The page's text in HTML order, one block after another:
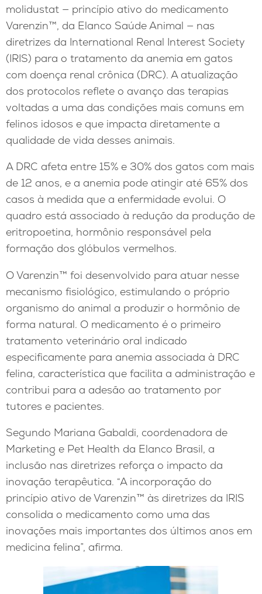
molidustat — princípio ativo do medicamento
Varenzin™, da Elanco Saúde Animal — nas
diretrizes da International Renal Interest Society
(IRIS) para o tratamento da anemia em gatos
com doença renal crônica (DRC). A atualização
dos protocolos reflete o avanço das terapias
voltadas a uma das condições mais comuns em
felinos idosos e que impacta diretamente a
qualidade de vida desses animais.
A DRC afeta entre 15% e 30% dos gatos com mais
de 12 anos, e a anemia pode atingir até 65% dos
casos à medida que a enfermidade evolui. O
quadro está associado à redução da produção de
eritropoetina, hormônio responsável pela
formação dos glóbulos vermelhos.
O Varenzin™ foi desenvolvido para atuar nesse
mecanismo fisiológico, estimulando o próprio
organismo do animal a produzir o hormônio de
forma natural. O medicamento é o primeiro
tratamento veterinário oral indicado
especificamente para anemia associada à DRC
felina, característica que facilita a administração e
contribui para a adesão ao tratamento por
tutores e pacientes.
Segundo Mariana Gabaldi, coordenadora de
Marketing e Pet Health da Elanco Brasil, a
inclusão nas diretrizes reforça o impacto da
inovação terapêutica. “A incorporação do
princípio ativo de Varenzin™ às diretrizes da IRIS
consolida o medicamento como uma das
inovações mais importantes dos últimos anos em
medicina felina”, afirma.